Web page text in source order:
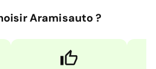
Aramisauto ?